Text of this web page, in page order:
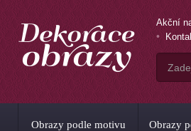
Akční
Obrazy podle motivu Obrazy